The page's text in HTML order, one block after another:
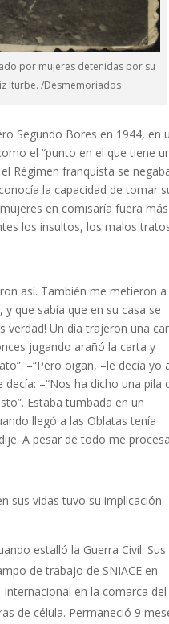
por mujeres detenidas por su
Iturbe. /Desmemoriados
Segundo Bores en 1944, en
el “punto en el que tiene
Régimen franquista se
la capacidad de tomar
en comisaría fuera más
los insultos, los malos
así. También me metieron a
que sabía que en su casa se
verdad! Un día trajeron una
jugando arañó la carta y
–“Pero oigan, –le decía yo
–“Nos ha dicho una pila
Estaba tumbada en un
llegó a las Oblatas tenía
A pesar de todo me
sus vidas tuvo su implicación
estalló la Guerra Civil. Sus
de trabajo de SNIACE en
en la comarca del
de célula. Permaneció 9